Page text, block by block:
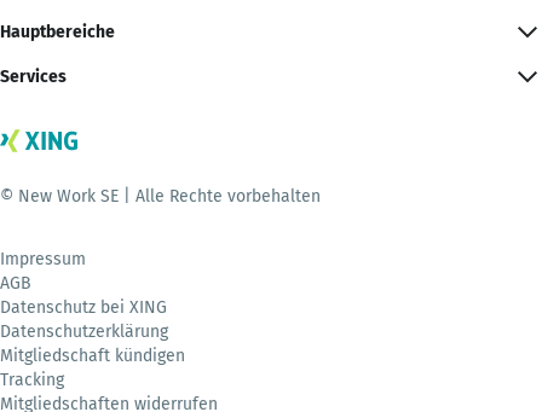
Hauptbereiche
Services
© New Work SE | Alle Rechte vorbehalten
Impressum
AGB
Datenschutz bei XING
Datenschutzerklärung
Mitgliedschaft kündigen
Tracking
Mitgliedschaften widerrufen